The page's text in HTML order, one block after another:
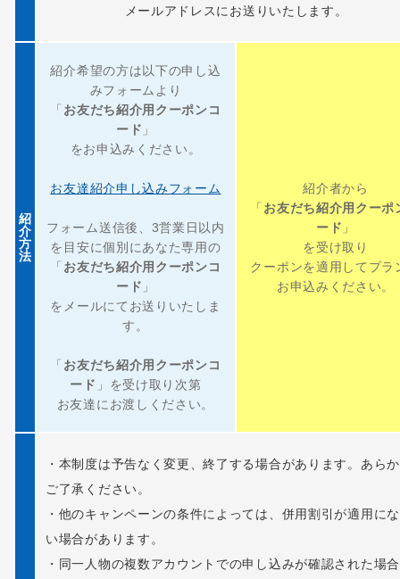
メールアドレスにお送りいたします。
紹
介
方
法
紹介希望の方は以下の申し込
みフォームより
「 お友だち紹介用クーポンコ
ード 」
をお申込みください。
お友達紹介申し込みフォーム
フォーム送信後、3営業日以内
を目安に個別にあなた専用の
「 お友だち紹介用クーポンコ
ード 」
をメールにてお送りいたしま
す。
「 お友だち紹介用クーポンコ
ード 」を受け取り次第
お友達にお渡しください。
紹介者から
「 お友だち紹介用クーポ
ード 」
を受け取り
クーポンを適用してプラ
お申込みください。
・本制度は予告なく変更、終了する場合があります。あら
ご了承ください。
・他のキャンペーンの条件によっては、併用割引が適用に
い場合があります。
・同一人物の複数アカウントでの申し込みが確認された場